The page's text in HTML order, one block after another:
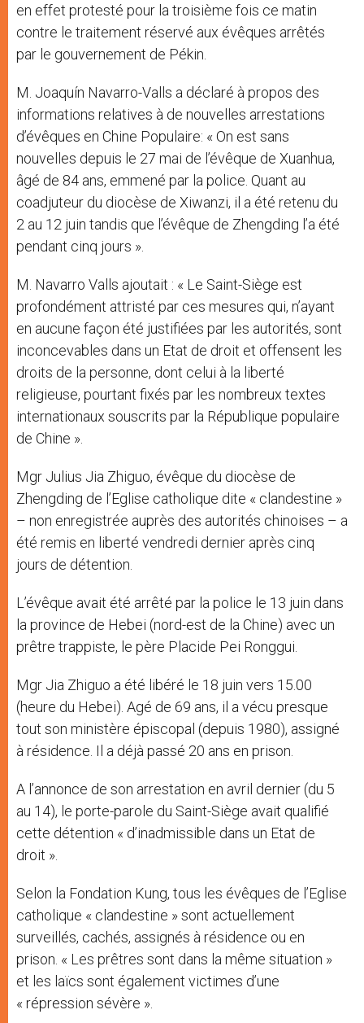
en effet protesté pour la troisième fois ce matin
contre le traitement réservé aux évêques arrêtés
par le gouvernement de Pékin.
M. Joaquín Navarro-Valls a déclaré à propos des
informations relatives à de nouvelles arrestations
d’évêques en Chine Populaire: « On est sans
nouvelles depuis le 27 mai de l’évêque de Xuanhua,
âgé de 84 ans, emmené par la police. Quant au
coadjuteur du diocèse de Xiwanzi, il a été retenu du
2 au 12 juin tandis que l’évêque de Zhengding l’a été
pendant cinq jours ».
M. Navarro Valls ajoutait : « Le Saint-Siège est
profondément attristé par ces mesures qui, n’ayant
en aucune façon été justifiées par les autorités, sont
inconcevables dans un Etat de droit et offensent les
droits de la personne, dont celui à la liberté
religieuse, pourtant fixés par les nombreux textes
internationaux souscrits par la République populaire
de Chine ».
Mgr Julius Jia Zhiguo, évêque du diocèse de
Zhengding de l’Eglise catholique dite « clandestine »
– non enregistrée auprès des autorités chinoises – a
été remis en liberté vendredi dernier après cinq
jours de détention.
L’évêque avait été arrêté par la police le 13 juin dans
la province de Hebei (nord-est de la Chine) avec un
prêtre trappiste, le père Placide Pei Ronggui.
Mgr Jia Zhiguo a été libéré le 18 juin vers 15.00
(heure du Hebei). Agé de 69 ans, il a vécu presque
tout son ministère épiscopal (depuis 1980), assigné
à résidence. Il a déjà passé 20 ans en prison.
A l’annonce de son arrestation en avril dernier (du 5
au 14), le porte-parole du Saint-Siège avait qualifié
cette détention « d’inadmissible dans un Etat de
droit ».
Selon la Fondation Kung, tous les évêques de l’Eglise
catholique « clandestine » sont actuellement
surveillés, cachés, assignés à résidence ou en
prison. « Les prêtres sont dans la même situation »
et les laïcs sont également victimes d’une
« répression sévère ».